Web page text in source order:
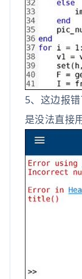
5、这边报
是没法直接